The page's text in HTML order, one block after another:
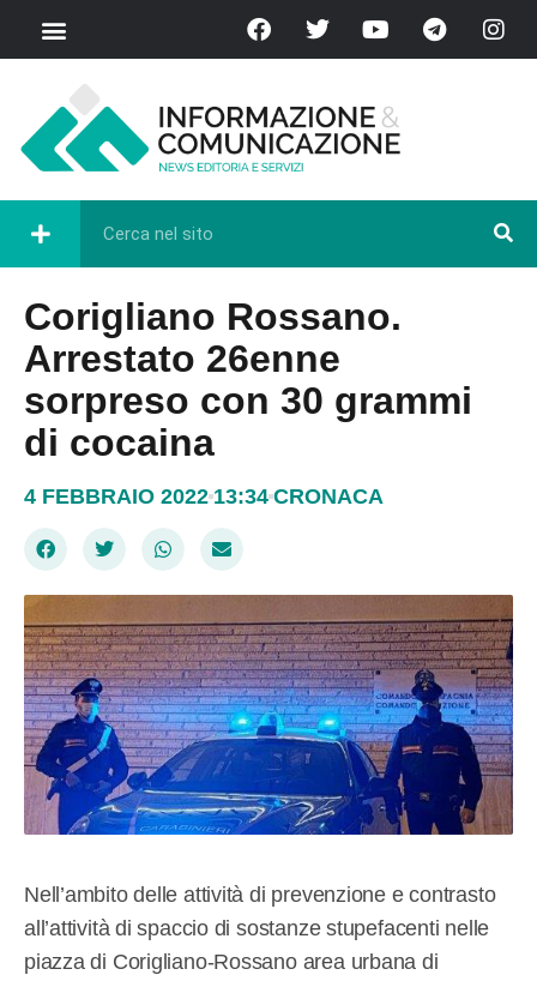
Corigliano Rossano.
Arrestato 26enne
sorpreso con 30 grammi
di cocaina
4 FEBBRAIO 2022 13:34 CRONACA
Nell’ambito delle attività di prevenzione e contrasto
all’attività di spaccio di sostanze stupefacenti nelle
piazza di Corigliano-Rossano area urbana di